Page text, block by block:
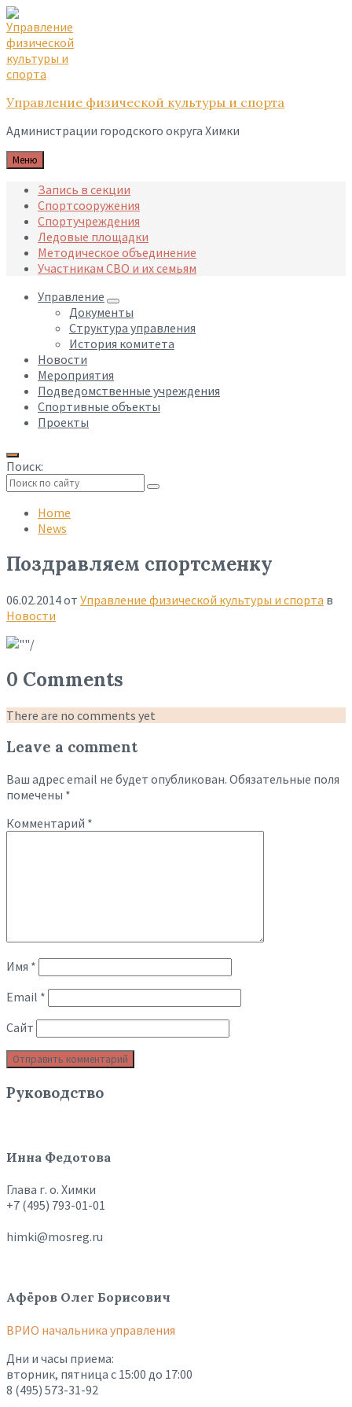
Skip
to
content
Skip
to
main
navigation
Skip
to
footer
Управление физической культуры и спорта
Администрации городского округа Химки
Меню
Запись в секции
Спортсооружения
Спортучреждения
Ледовые площадки
Методическое объединение
Участникам СВО и их семьям
Управление
Документы
Структура управления
История комитета
Новости
Мероприятия
Подведомственные учреждения
Спортивные объекты
Проекты
Поиск:
search
Home
News
Поздравляем спортсменку
06.02.2014от Управление физической культуры и спорта в
Новости
0 Comments
There are no comments yet
Leave a comment
Ваш адрес email не будет опубликован. Обязательные поля
помечены *
Комментарий *
Имя *
Email *
Сайт
Руководство
Инна Федотова
Глава г. о. Химки
+7 (495) 793-01-01
himki@mosreg.ru
Афёров Олег Борисович
ВРИО начальника управления
Дни и часы приема:
вторник, пятница с 15:00 до 17:00
8 (495) 573-31-92